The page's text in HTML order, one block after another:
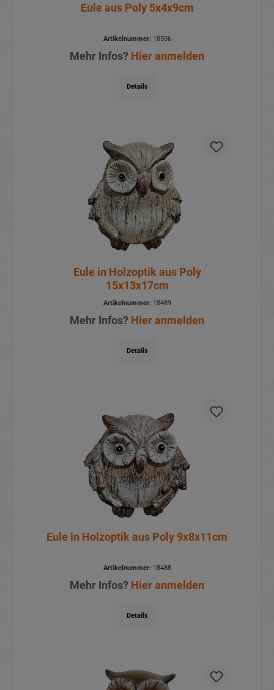
Eule aus Poly 5x4x9cm
Artikelnummer:18506
Mehr Infos? Hier anmelden
Details
Eule in Holzoptik aus Poly
15x13x17cm
Artikelnummer:18489
Mehr Infos? Hier anmelden
Details
Eule in Holzoptik aus Poly 9x8x11cm
Artikelnummer:18488
Mehr Infos? Hier anmelden
Details